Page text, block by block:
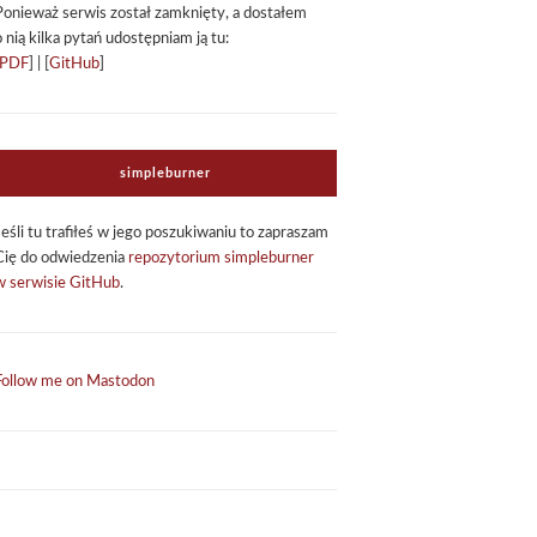
ser­wis został zamknięty, a dosta­łem
nią kilka pytań udo­stęp­niam ją tu:
PDF ] | [GitHub
sim­ple­bur­ner
tu tra­fi­łeś w jego poszu­ki­wa­niu to zapra­szam
do odwie­dze­nia repo­zy­to­rium sim­ple­bur­ner
ser­wi­sie GitHub.
me on Mastodon